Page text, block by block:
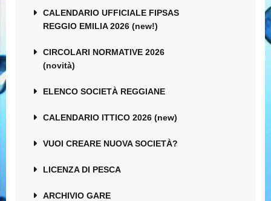
CALENDARIO UFFICIALE FIPSAS
REGGIO EMILIA 2026 (new!)
CIRCOLARI NORMATIVE 2026
(novità)
ELENCO SOCIETÀ REGGIANE
CALENDARIO ITTICO 2026 (new)
VUOI CREARE NUOVA SOCIETÀ?
LICENZA DI PESCA
ARCHIVIO GARE